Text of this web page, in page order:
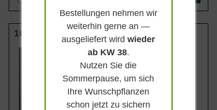
100-125 cm C12
Wuchsendhöhe
Sommergrün
Blatt- / Nadelfarbe
Dunkelgrün
Bestellungen nehmen wir
weiterhin gerne an —
ausgeliefert wirdwieder
ab KW 38.
Nutzen Sie die
Sommerpause, um sich
Ihre Wunschpflanzen
schon jetzt zu sichern